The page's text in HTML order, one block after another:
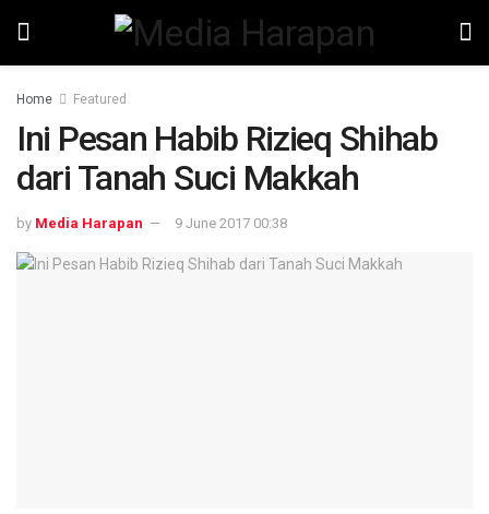
Home Featured
Ini Pesan Habib Rizieq Shihab
dari Tanah Suci Makkah
by Media Harapan 9 June 2017 00:38